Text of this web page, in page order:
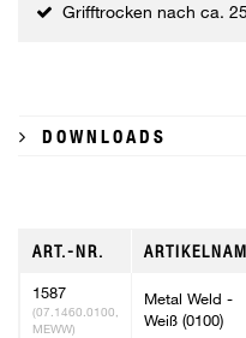
Grifftrocken nach ca.
DOWNLOADS
ART.-NR.
1587
(07.1460.0100,
MEWW)
Metal Weld -
Weiß (0100)